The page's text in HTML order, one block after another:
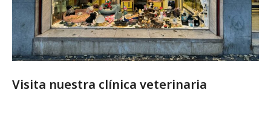
Visita nuestra clínica veterinaria